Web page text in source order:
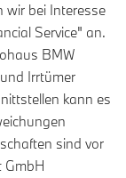
wir bei Interesse
Service" an.
BMW
Irrtümer
kann es
sind vor
GmbH